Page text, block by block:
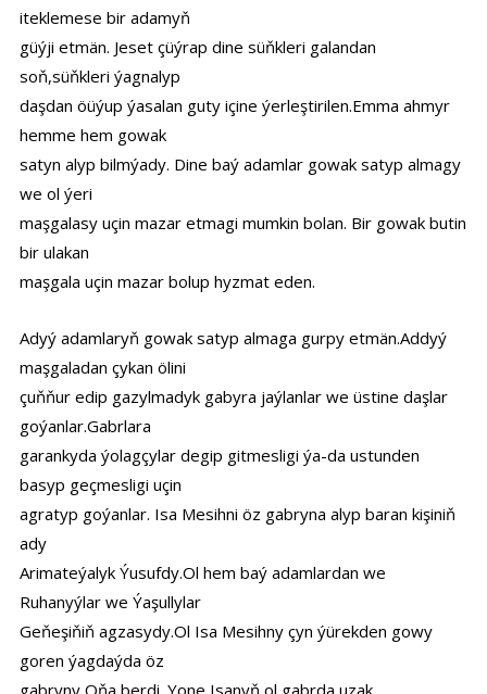
iteklemese bir adamyň
güýji etmän. Jeset çüýrap dine süňkleri galandan
soň,süňkleri ýagnalyp
daşdan öüýup ýasalan guty içine ýerleştirilen.Emma ahmyr
hemme hem gowak
satyn alyp bilmýady. Dine baý adamlar gowak satyp almagy
we ol ýeri
maşgalasy uçin mazar etmagi mumkin bolan. Bir gowak butin
bir ulakan
maşgala uçin mazar bolup hyzmat eden.
Adyý adamlaryň gowak satyp almaga gurpy etmän.Addyý
maşgaladan çykan ölini
çuňňur edip gazylmadyk gabyra jaýlanlar we üstine daşlar
goýanlar.Gabrlara
garankyda ýolagçylar degip gitmesligi ýa-da ustunden
basyp geçmesligi uçin
agratyp goýanlar. Isa Mesihni öz gabryna alyp baran kişiniň
ady
Arimateýalyk Ýusufdy.Ol hem baý adamlardan we
Ruhanyýlar we Ýaşullylar
Geňeşiňiň agzasydy.Ol Isa Mesihny çyn ýürekden gowy
goren ýagdaýda öz
gabryny Oňa berdi. Yone Isanyň ol gabrda uzak